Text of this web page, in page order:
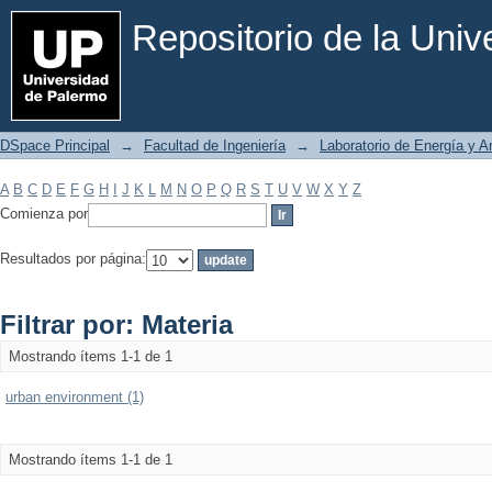
Repositorio de la
Filtrar por: Materia
DSpace Principal → Facultad de Ingeniería → Laboratorio de Energía y
A B C D E F G H J K L M N O P Q R S T U V W X Y Z
Comienza por
Resultados por página:
Filtrar por: Materia
Mostrando ítems 1-1 de 1
urban environment (1)
Mostrando ítems 1-1 de 1